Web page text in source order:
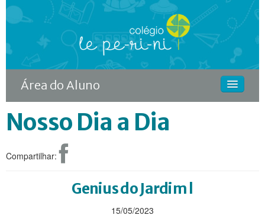
Área do Aluno
CURSOS
DIFERENCIAIS
Nosso Dia a Dia
Compartilhar:
Genius do Jardim l
15/05/2023